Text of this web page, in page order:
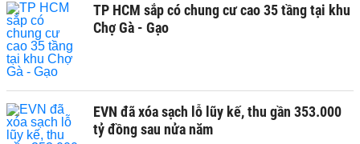
TP HCM sắp có chung cư cao 35 tầng tại khu
Chợ Gà - Gạo
EVN đã xóa sạch lỗ lũy kế, thu gần 353.000
tỷ đồng sau nửa năm